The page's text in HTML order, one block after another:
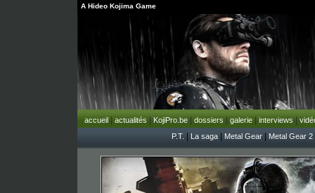
accueil actualités KojiPro.be dossiers galerie interviews
A Hideo Kojima Game
P.T. La saga Metal Gear Metal Gear 2